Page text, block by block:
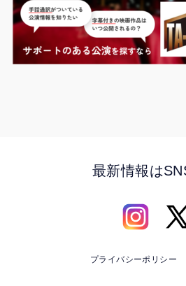
最新情報は
プライバシーポリシー